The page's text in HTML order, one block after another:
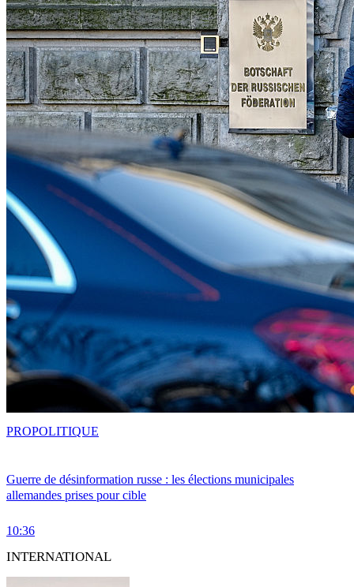
Guerre de désinformation russe : les élections municipales
allemandes prises pour cible
10:36
PROPOLITIQUE
INTERNATIONAL